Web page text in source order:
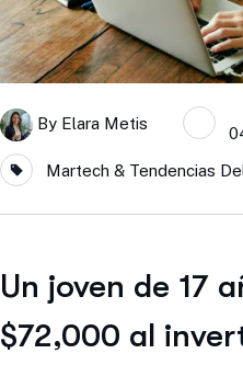
By Elara Metis
Martech & Tendencias
Un joven de 17
$72,000 al